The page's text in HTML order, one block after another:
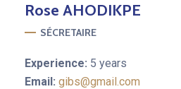
Rose AHODIKPE
SÉCRETAIRE
Experience: 5 years
Email: gibs@gmail.com